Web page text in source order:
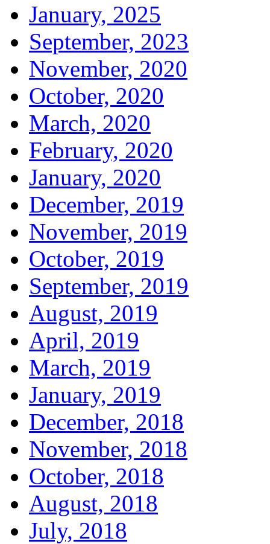
January, 2025
September, 2023
November, 2020
October, 2020
March, 2020
February, 2020
January, 2020
December, 2019
November, 2019
October, 2019
September, 2019
August, 2019
April, 2019
March, 2019
January, 2019
December, 2018
November, 2018
October, 2018
August, 2018
July, 2018